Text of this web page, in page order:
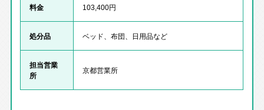
料金 103,400円
処分品 ベッド、布団、日用品など
担当営業
所
京都営業所